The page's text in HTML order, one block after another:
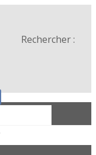
Rechercher :